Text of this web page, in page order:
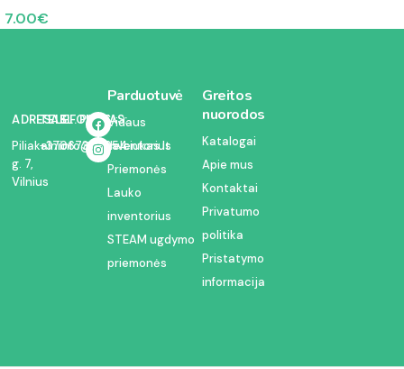
7.00€
ADRESAS:
Piliakalnio
g. 7,
Vilnius
TELEFONAS:
+37067350054
EL. PAŠTAS:
info@kodelciukas.lt
Parduotuvė
Vidaus
inventorius
Priemonės
Lauko
inventorius
STEAM ugdymo
priemonės
Greitos
nuorodos
Katalogai
Apie mus
Kontaktai
Privatumo
politika
Pristatymo
informacija